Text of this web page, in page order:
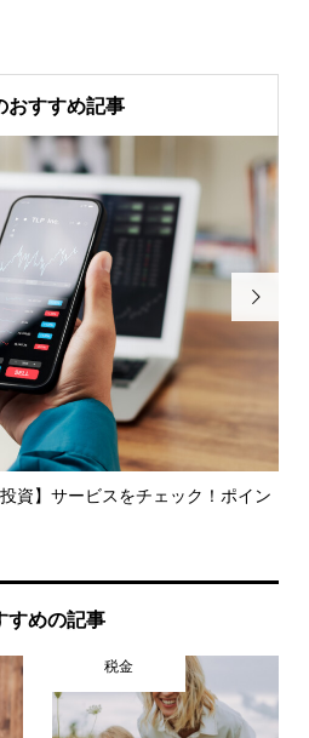
おすすめ記事
資】サービスをチェック！ポイン

すめの記事
税金